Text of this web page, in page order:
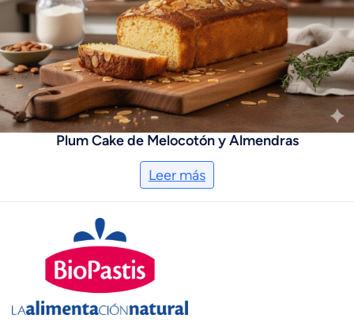
Plum Cake de Melocotón y Almendras
Leer más